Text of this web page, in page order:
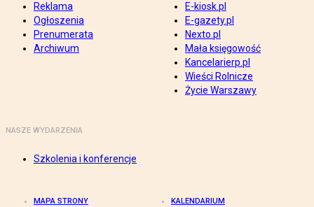
Reklama
Ogłoszenia
Prenumerata
Archiwum
E-kiosk.pl
E-gazety.pl
Nexto.pl
Mała księgowość
Kancelarierp.pl
Wieści Rolnicze
Życie Warszawy
NASZE WYDARZENIA
Szkolenia i konferencje
MAPA STRONY KALENDARIUM